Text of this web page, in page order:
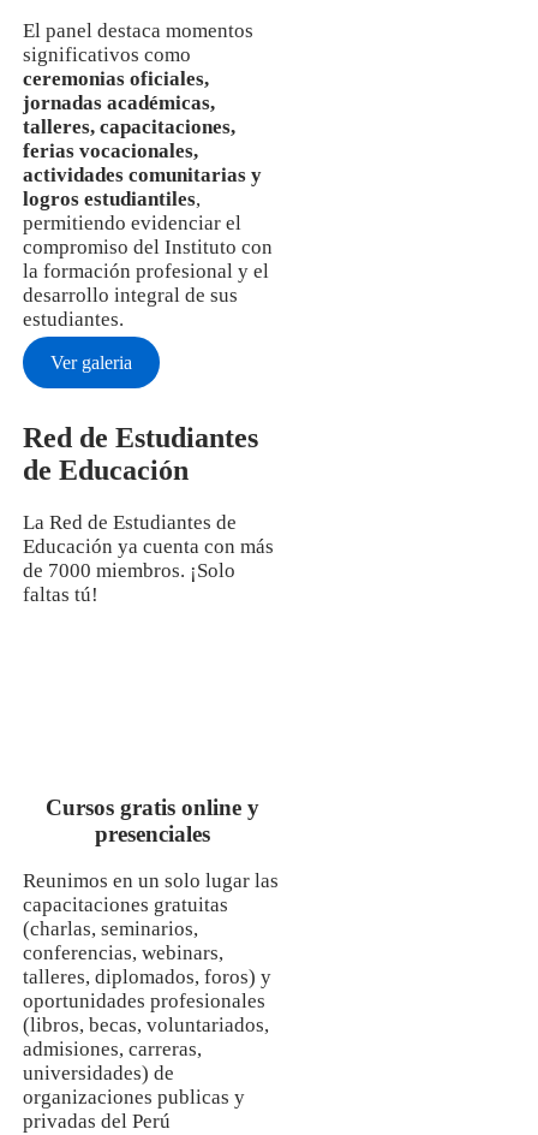
El panel destaca momentos
significativos como
ceremonias oficiales,
jornadas académicas,
talleres, capacitaciones,
ferias vocacionales,
actividades comunitarias y
logros estudiantiles,
permitiendo evidenciar el
compromiso del Instituto con
la formación profesional y el
desarrollo integral de sus
estudiantes.
Ver galeria
Red de Estudiantes
de Educación
La Red de Estudiantes de
Educación ya cuenta con más
de 7000 miembros. ¡Solo
faltas tú!
Cursos gratis online y
presenciales
Reunimos en un solo lugar las
capacitaciones gratuitas
(charlas, seminarios,
conferencias, webinars,
talleres, diplomados, foros) y
oportunidades profesionales
(libros, becas, voluntariados,
admisiones, carreras,
universidades) de
organizaciones publicas y
privadas del Perú